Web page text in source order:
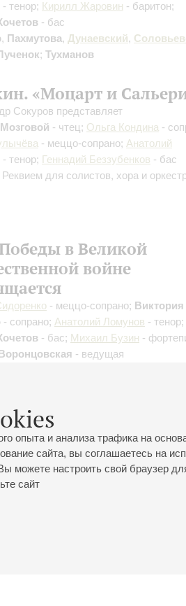
опыта и анализа трафика на
сайта, вы соглашаетесь на
можете настроить свой браузер
сайт
- тенор; Кирилл Жаровин - баритон;
- бас
, Пахмутова, Дунаевский,
; Тухманов
«Моцарт и
Сокуров представляет
- чтец; Ольга Кондина -
- меццо-сопрано; Анатолий
- тенор; Геннадий Беззубенков - бас
Реквием для солистов, хора и
в Великой
войне
- меццо-сопрано; Виктория
- сопрано; Анатолий Ломунов - тенор;
- бас; Михаил Бузин -
- ведущая
музыка 30-50х годов